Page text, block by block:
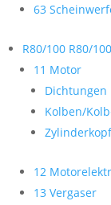
63
R80/100 R80/
11 Motor
Dichtungen
Kolben/
Zylinderkopf
12
13 Vergaser